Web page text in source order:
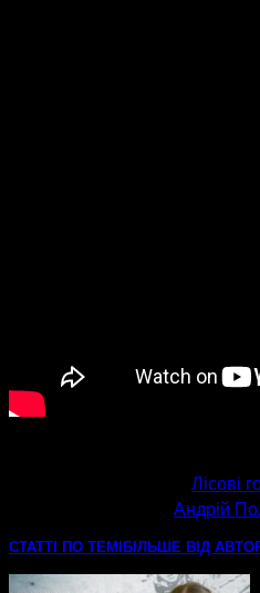
Лісові
Андрій
СТАТТІ ПО ТЕМІ БІЛЬШЕ ВІД